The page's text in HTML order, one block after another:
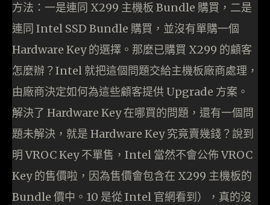
方法：一是連同 X299 主機板 Bundle 購買，二是
連同 Intel SSD Bundle 購買，並沒有單購一個
Hardware Key 的選擇。那麼已購買 X299 的顧客
怎麼辦？Intel 就把這個問題交給主機板廠商處理，
由廠商決定如何為這些顧客提供 Upgrade 方案。
解決了 Hardware Key 在哪買的問題，還有一個問
題未解決，就是 Hardware Key 究竟賣幾錢？說到
明 VROC Key 不單售，Intel 當然不會公佈 VROC
Key 的售價啦，因為售價會包含在 X299 主機板的
Bundle 價中。10 是從 Intel 官網看到），真的沒